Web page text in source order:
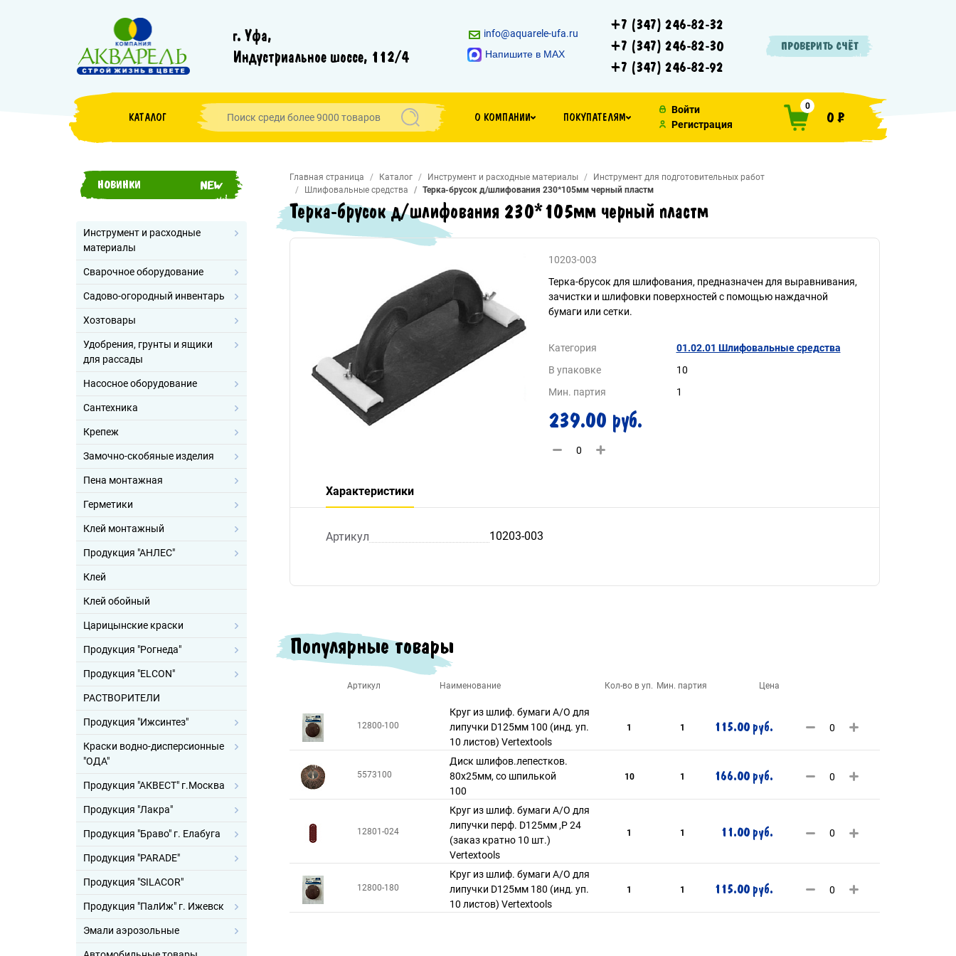
г. Уфа,
Индустриальное шоссе, 112/4
info@aquarele-ufa.ru
Напишите в MAX
+7 (347) 246-82-32
+7 (347) 246-82-30
+7 (347) 246-82-92
ПРОВЕРИТЬ СЧЁТ
КАТАЛОГ О КОМПАНИИ ПОКУПАТЕЛЯМ
Войти
Регистрация
0
0 ₽
НОВИНКИ
Инструмент и расходные
материалы
Сварочное оборудование
Садово-огородный инвентарь
Хозтовары
Удобрения, грунты и ящики
для рассады
Насосное оборудование
Сантехника
Крепеж
Замочно-скобяные изделия
Пена монтажная
Герметики
Клей монтажный
Продукция "АНЛЕС"
Клей
Клей обойный
Царицынские краски
Продукция "Рогнеда"
Продукция "ELCON"
РАСТВОРИТЕЛИ
Продукция "Ижсинтез"
Краски водно-дисперсионные
"ОДА"
Продукция "АКВЕСТ" г.Москва
Продукция "Лакра"
Продукция "Браво" г. Елабуга
Продукция "PARADE"
Продукция "SILACOR"
Продукция "ПалИж" г. Ижевск
Эмали аэрозольные
Главная страница Каталог Инструмент и расходные материалы
Инструмент для подготовительных работ
Шлифовальные средства
Терка-брусок д/шлифования 230*105мм черный пластм
Терка-брусок д/шлифования 230*105мм черный пластм
10203-003
Терка-брусок для шлифования, предназначен для выравнивания,
зачистки и шлифовки поверхностей с помощью наждачной
бумаги или сетки.
Категория
01.02.01 Шлифовальные средства
В упаковке
10
Мин. партия
1
239.00 руб.
Характеристики
Артикул 10203-003
Популярные товары
Артикул Наименование Кол-во в уп. Мин. партия Цена
12800-100
Круг из шлиф. бумаги А/О для
липучки D125мм 100 (инд. уп.
10 листов) Vertextools
1 1 115.00 руб.
5573100
Диск шлифов.лепестков.
80х25мм, со шпилькой
100
10 1 166.00 руб.
12801-024
Круг из шлиф. бумаги А/О для
липучки перф. D125мм ,Р 24
(заказ кратно 10 шт.)
Vertextools
1 1 11.00 руб.
12800-180
Круг из шлиф. бумаги А/О для
липучки D125мм 180 (инд. уп.
10 листов) Vertextools
1 1 115.00 руб.